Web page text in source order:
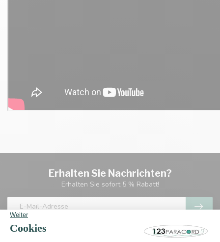
Erhalten Sie Nachrichten?
Erhalten Sie sofort 5 % Rabatt!